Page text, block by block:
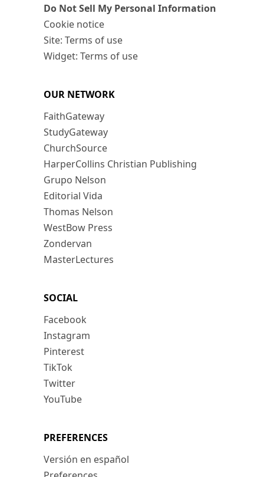
Do Not Sell My Personal Information
Cookie notice
Site: Terms of use
Widget: Terms of use
OUR NETWORK
FaithGateway
StudyGateway
ChurchSource
HarperCollins Christian Publishing
Grupo Nelson
Editorial Vida
Thomas Nelson
WestBow Press
Zondervan
MasterLectures
SOCIAL
Facebook
Instagram
Pinterest
TikTok
Twitter
YouTube
PREFERENCES
Versión en español